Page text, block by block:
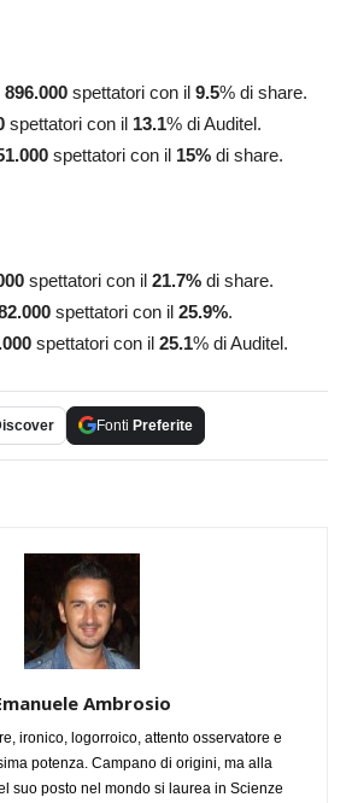
896.000 spettatori con il 9.5% di share.
spettatori con il 13.1% di Auditel.
spettatori con il 15% di share.
spettatori con il 21.7% di share.
spettatori con il 25.9%.
spettatori con il 25.1% di Auditel.
Fonti Preferite
Ambrosio
ironico, logorroico, attento osservatore e
potenza. Campano di origini, ma alla
suo posto nel mondo si laurea in Scienze